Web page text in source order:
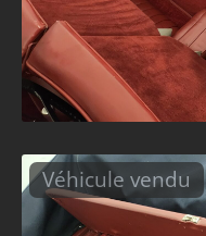
Véhicule vendu